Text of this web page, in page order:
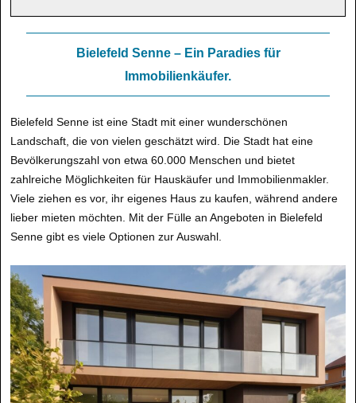
Bielefeld Senne – Ein Paradies für
Immobilienkäufer.
Bielefeld Senne ist eine Stadt mit einer wunderschönen
Landschaft, die von vielen geschätzt wird. Die Stadt hat eine
Bevölkerungszahl von etwa 60.000 Menschen und bietet
zahlreiche Möglichkeiten für Hauskäufer und Immobilienmakler.
Viele ziehen es vor, ihr eigenes Haus zu kaufen, während andere
lieber mieten möchten. Mit der Fülle an Angeboten in Bielefeld
Senne gibt es viele Optionen zur Auswahl.